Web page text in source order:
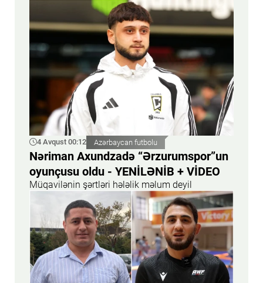
4 Avqust 00:12 Azərbaycan futbolu
Nəriman Axundzadə “Ərzurumspor”un
oyunçusu oldu - YENİLƏNİB + VİDEO
Müqavilənin şərtləri hələlik məlum deyil